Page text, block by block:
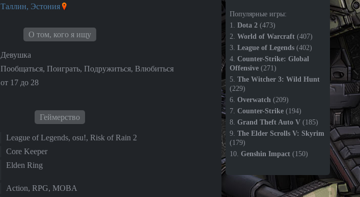
Таллин, Эстония
О том, кого я ищу
Девушка
Пообщаться, Поиграть, Подружиться, Влюбиться
от 17 до 28
Геймерство
League of Legends, osu!, Risk of Rain 2
Core Keeper
Elden Ring
Action, RPG, MOBA
Популярные игры:
1. Dota 2 (473)
2. World of Warcraft (407)
3. League of Legends (402)
4. Counter-Strike: Global
Offensive (271)
5. The Witcher 3: Wild Hunt
(229)
6. Overwatch (209)
7. Counter-Strike (194)
8. Grand Theft Auto V (185)
9. The Elder Scrolls V: Skyrim
(179)
10. Genshin Impact (150)